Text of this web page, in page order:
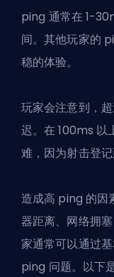
ping 通常在 1-
间。其他玩家的
稳的体验。
玩家会注意到，
迟。在 100ms 以
难，因为射击登记
造成高 ping 的因
器距离、网络拥
家通常可以通过
ping 问题。以下